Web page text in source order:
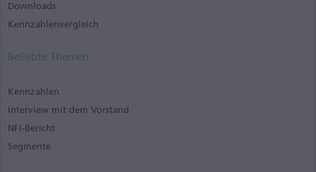
Downloads
Kennzahlenvergleich
Beliebte Themen
Kennzahlen
Interview mit dem Vorstand
NFI-Bericht
Segmente